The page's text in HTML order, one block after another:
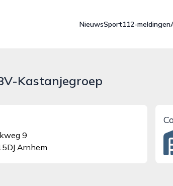
NieuwsSport112-meldingen
Kastanjegroep
9
Arnhem